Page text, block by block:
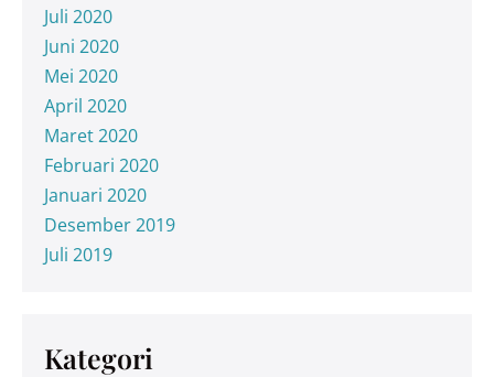
Juli 2020
Juni 2020
Mei 2020
April 2020
Maret 2020
Februari 2020
Januari 2020
Desember 2019
Juli 2019
Kategori